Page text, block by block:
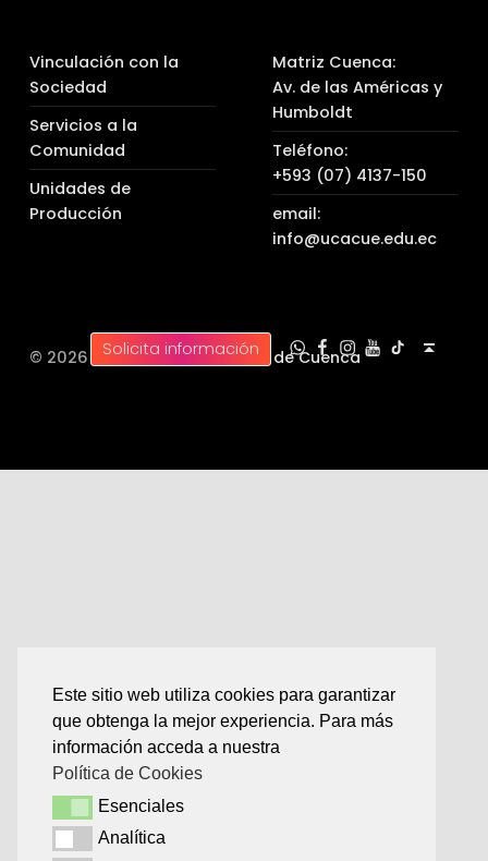
Vinculación con la
Sociedad
Servicios a la
Comunidad
Unidades de
Producción
Matriz Cuenca:
Av. de las Américas y
Humboldt
Teléfono:
+593 (07) 4137-150
email:
info@ucacue.edu.ec
© 2026 | Universidad Católica de Cuenca
Solicita información
UC WhatsApp
UC en Facebook
UC en Instagram
UC en Youtube
UC Tiktok
Este sitio web utiliza cookies para garantizar
que obtenga la mejor experiencia. Para más
información acceda a nuestra
Política de Cookies
EsencialesEsenciales
AnalíticaAnalítica